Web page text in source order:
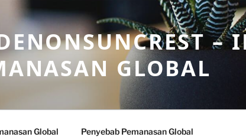
–
GLOBAL
Global Penyebab Pemanasan Global